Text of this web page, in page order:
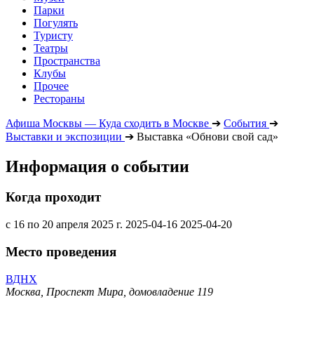
Парки
Погулять
Туристу
Театры
Пространства
Клубы
Прочее
Рестораны
Афиша Москвы — Куда сходить в Москве ➔ События ➔
Выставки и экспозиции ➔ Выставка «Обнови свой сад»
Информация о событии
Когда проходит
с 16 по 20 апреля 2025 г. 2025-04-16 2025-04-20
Место проведения
ВДНХ
Москва, Проспект Мира, домовладение 119